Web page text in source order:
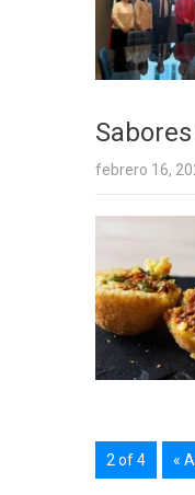
febrero 16,
2 of 4 «